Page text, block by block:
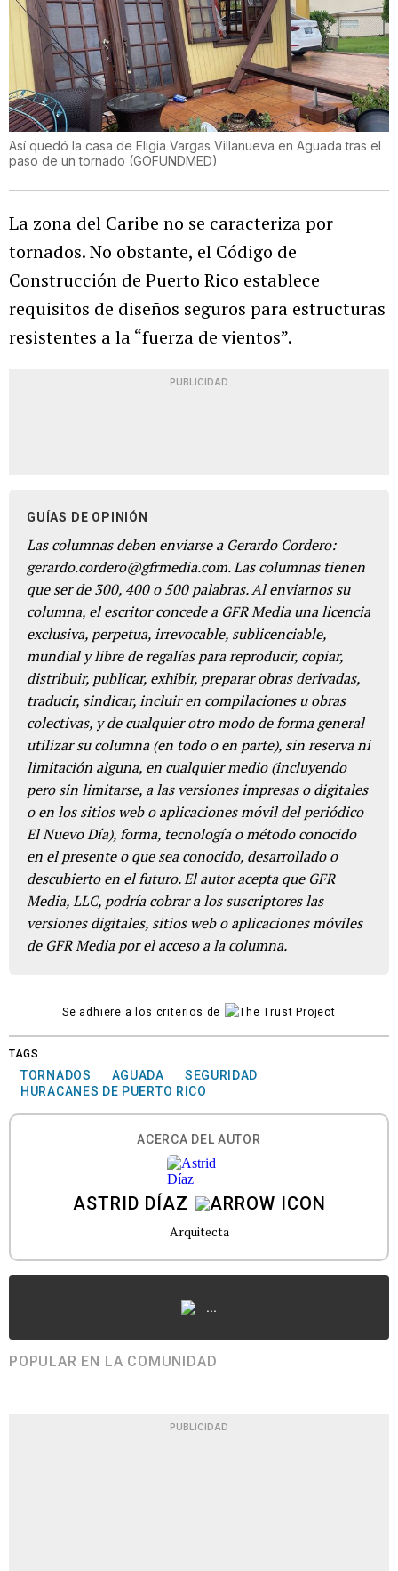
Así quedó la casa de Eligia Vargas Villanueva en Aguada tras el
paso de un tornado (GOFUNDMED)
La zona del Caribe no se caracteriza por
tornados. No obstante, el Código de
Construcción de Puerto Rico establece
requisitos de diseños seguros para estructuras
resistentes a la “fuerza de vientos”.
PUBLICIDAD
GUÍAS DE OPINIÓN
Las columnas deben enviarse a Gerardo Cordero:
gerardo.cordero@gfrmedia.com. Las columnas tienen
que ser de 300, 400 o 500 palabras. Al enviarnos su
columna, el escritor concede a GFR Media una licencia
exclusiva, perpetua, irrevocable, sublicenciable,
mundial y libre de regalías para reproducir, copiar,
distribuir, publicar, exhibir, preparar obras derivadas,
traducir, sindicar, incluir en compilaciones u obras
colectivas, y de cualquier otro modo de forma general
utilizar su columna (en todo o en parte), sin reserva ni
limitación alguna, en cualquier medio (incluyendo
pero sin limitarse, a las versiones impresas o digitales
o en los sitios web o aplicaciones móvil del periódico
El Nuevo Día), forma, tecnología o método conocido
en el presente o que sea conocido, desarrollado o
descubierto en el futuro. El autor acepta que GFR
Media, LLC, podría cobrar a los suscriptores las
versiones digitales, sitios web o aplicaciones móviles
de GFR Media por el acceso a la columna.
Se adhiere a los criterios de
TAGS
TORNADOS AGUADA
SEGURIDAD
HURACANES DE PUERTO RICO
ACERCA DEL AUTOR
ASTRID DÍAZ
Arquitecta
...
POPULAR EN LA COMUNIDAD
PUBLICIDAD